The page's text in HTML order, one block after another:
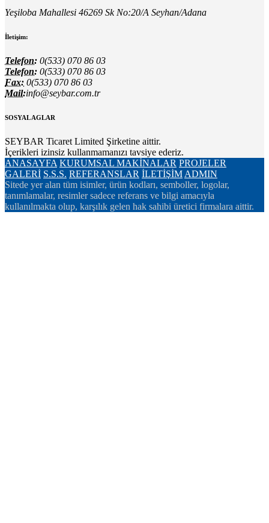
Yeşiloba Mahallesi 46269 Sk No:20/A Seyhan/Adana
İletişim:
Telefon: 0(533) 070 86 03
Telefon: 0(533) 070 86 03
Fax: 0(533) 070 86 03
Mail:info@seybar.com.tr
SOSYAL AGLAR
SEYBAR Ticaret Limited Şirketine aittir.
İçerikleri izinsiz kullanmamanızı tavsiye ederiz.
ANASAYFA KURUMSAL MAKİNALAR PROJELER
GALERİ S.S.S. REFERANSLAR İLETİŞİM ADMIN
Sitede yer alan tüm isimler, ürün kodları, semboller, logolar,
tanımlamalar, resimler sadece referans ve bilgi amacıyla
kullanılmakta olup, karşılık gelen hak sahibi üretici firmalara aittir.